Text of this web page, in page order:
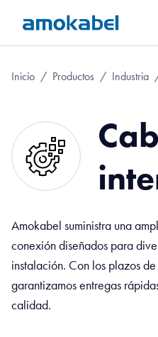
Inicio / Productos / Industria
Amokabel suministra una
conexión diseñados para
instalación. Con los plazos
garantizamos entregas
calidad.